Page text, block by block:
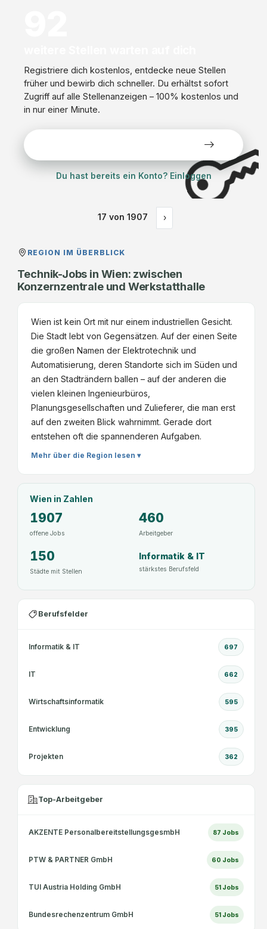
Registriere dich kostenlos, entdecke neue Stellen
früher und bewirb dich schneller. Du erhältst sofort
Zugriff auf alle Stellenanzeigen – 100% kostenlos und
in nur einer Minute.
Du hast bereits ein Konto? Einloggen
17 von 1907 ›
REGION IM ÜBERBLICK
Technik-Jobs in Wien: zwischen
Konzernzentrale und Werkstatthalle
Wien ist kein Ort mit nur einem industriellen Gesicht.
Die Stadt lebt von Gegensätzen. Auf der einen Seite
die großen Namen der Elektrotechnik und
Automatisierung, deren Standorte sich im Süden und
an den Stadträndern ballen – auf der anderen die
vielen kleinen Ingenieurbüros,
Planungsgesellschaften und Zulieferer, die man erst
auf den zweiten Blick wahrnimmt. Gerade dort
entstehen oft die spannenderen Aufgaben.
Mehr über die Region lesen ▾
Wien in Zahlen
1907
offene Jobs
460
Arbeitgeber
150
Städte mit Stellen
Informatik & IT
stärkstes Berufsfeld
Berufsfelder
Informatik & IT 697
IT 662
Wirtschaftsinformatik 595
Entwicklung 395
Projekten 362
Top-Arbeitgeber
AKZENTE PersonalbereitstellungsgesmbH 87 Jobs
PTW & PARTNER GmbH 60 Jobs
TUI Austria Holding GmbH 51 Jobs
Bundesrechenzentrum GmbH 51 Jobs